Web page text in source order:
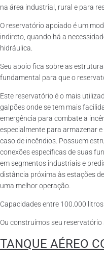
na área industrial, rural e para
O reservatório apoiado é um
indireto, quando há a
hidráulica.
Seu apoio fica sobre as
fundamental para que o
Este reservatório é o mais
galpões onde se tem mais
emergência para combate a
especialmente para armazenar
caso de incêndios. Possuem
conexões específicas de suas
em segmentos industriais e
distância próxima às estações
uma melhor operação.
Capacidades entre 100.000
Ou construímos seu reservatório
TANQUE AÉREO